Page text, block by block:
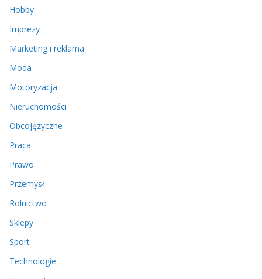
Hobby
Imprezy
Marketing i reklama
Moda
Motoryzacja
Nieruchomości
Obcojęzyczne
Praca
Prawo
Przemysł
Rolnictwo
Sklepy
Sport
Technologie